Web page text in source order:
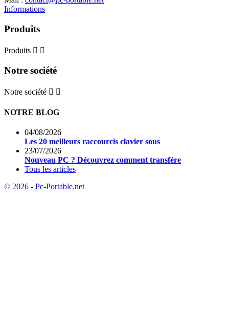
Informations
Produits
Produits  
Notre société
Notre société  
NOTRE BLOG
04/08/2026
Les 20 meilleurs raccourcis clavier sous
23/07/2026
Nouveau PC ? Découvrez comment transfére
Tous les articles
© 2026 - Pc-Portable.net